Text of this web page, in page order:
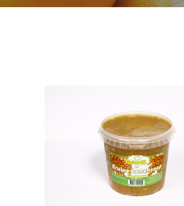
Hollandse
bruinebonensoep
De echte Hollandse bruine
bonensoep van Verhoeff is een
genot. Vol